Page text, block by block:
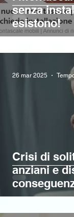
senza
esistono!
Crisi di
anziani e
salute e la
vita.
26 mar 2025